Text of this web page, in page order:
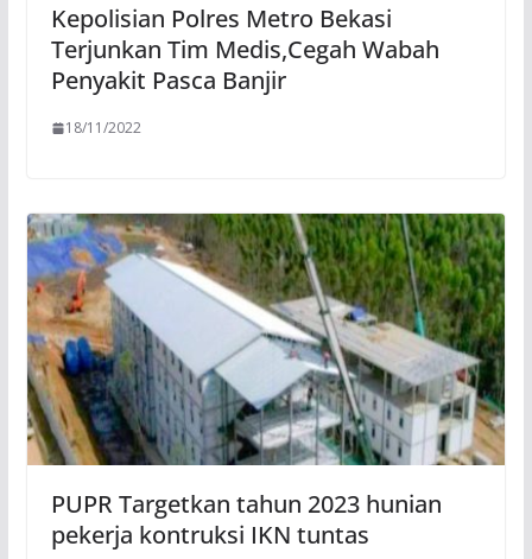
Kepolisian Polres Metro Bekasi
Terjunkan Tim Medis,Cegah Wabah
Penyakit Pasca Banjir
18/11/2022
PUPR Targetkan tahun 2023 hunian
pekerja kontruksi IKN tuntas